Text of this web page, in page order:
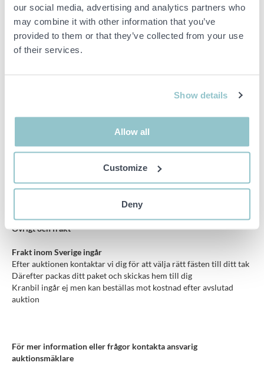
our social media, advertising and analytics partners who
may combine it with other information that you’ve
provided to them or that they’ve collected from your use
of their services.
Show details
Allow all
Customize
Deny
Energidistribution
1 st Power Distribution Box 5
Fördelningsbox för skydd och anslutning av Ferroamp-systemet
Profiler fästen och skruvar ingår
Anpassas efter aktuellt tak vid affär
Produktgaranti 20 år
Övrigt och frakt
Frakt inom Sverige ingår
Efter auktionen kontaktar vi dig för att välja rätt fästen till ditt tak
Därefter packas ditt paket och skickas hem till dig
Kranbil ingår ej men kan beställas mot kostnad efter avslutad
auktion
För mer information eller frågor kontakta ansvarig
auktionsmäklare